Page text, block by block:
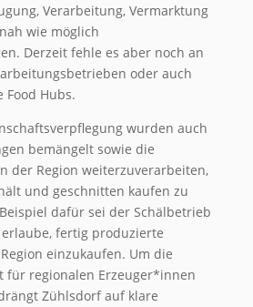
Verarbeitung, Vermarktung
wie möglich
Derzeit fehle es aber noch an
oder auch
Food Hubs.
wurden auch
bemängelt sowie die
der Region weiterzuverarbeiten,
und geschnitten kaufen zu
dafür sei der Schälbetrieb
erlaube, fertig produzierte
einzukaufen. Um die
für regionalen Erzeuger*innen
Zühlsdorf auf klare